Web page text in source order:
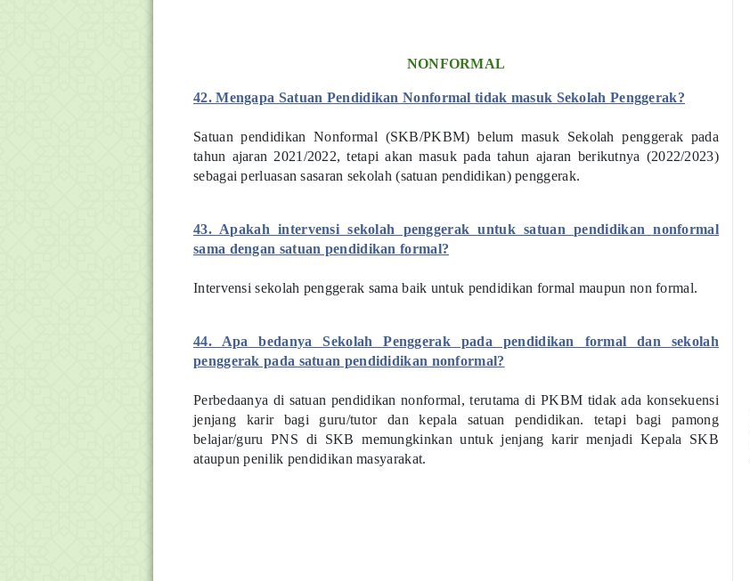
NONFORMAL
42. Mengapa Satuan Pendidikan Nonformal tidak masuk Sekolah Penggerak?
Satuan pendidikan Nonformal (SKB/PKBM) belum masuk Sekolah penggerak pada
tahun ajaran 2021/2022, tetapi akan masuk pada tahun ajaran berikutnya (2022/2023)
sebagai perluasan sasaran sekolah (satuan pendidikan) penggerak.
43. Apakah intervensi sekolah penggerak untuk satuan pendidikan nonformal
sama dengan satuan pendidikan formal?
Intervensi sekolah penggerak sama baik untuk pendidikan formal maupun non formal.
44. Apa bedanya Sekolah Penggerak pada pendidikan formal dan sekolah
penggerak pada satuan pendididikan nonformal?
Perbedaanya di satuan pendidikan nonformal, terutama di PKBM tidak ada konsekuensi
jenjang karir bagi guru/tutor dan kepala satuan pendidikan. tetapi bagi pamong
belajar/guru PNS di SKB memungkinkan untuk jenjang karir menjadi Kepala SKB
ataupun penilik pendidikan masyarakat.